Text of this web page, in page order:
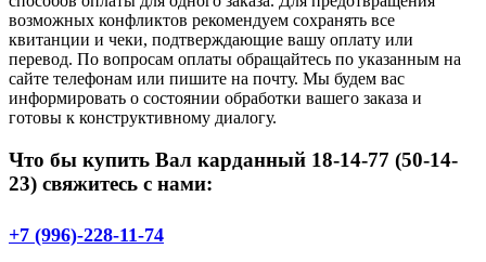
возможных конфликтов рекомендуем сохранять все
квитанции и чеки, подтверждающие вашу оплату или
перевод. По вопросам оплаты обращайтесь по указанным на
сайте телефонам или пишите на почту. Мы будем вас
информировать о состоянии обработки вашего заказа и
готовы к конструктивному диалогу.
Что бы купить Вал карданный 18-14-77 (50-14-
23) свяжитесь с нами:
+7 (996)-228-11-74